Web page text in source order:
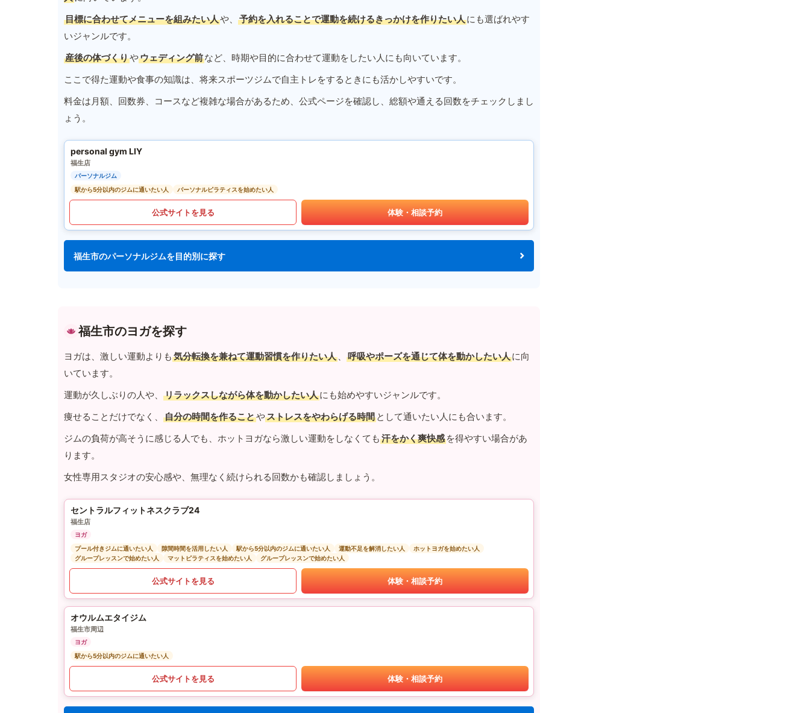
目標に合わせてメニューを組みたい人や、 予約を入れることで運動を続けるきっかけを作りたい人にも選ばれやす
いジャンルです。
産後の体づくりやウェディング前など、時期や目的に合わせて運動をしたい人にも向いています。
ここで得た運動や食事の知識は、将来スポーツジムで自主トレをするときにも活かしやすいです。
料金は月額、回数券、コースなど複雑な場合があるため、公式ページを確認し、総額や通える回数をチェックしまし
ょう。
personal gym LIY
福生店
パーソナルジム
駅から5分以内のジムに通いたい人
パーソナルピラティスを始めたい人
公式サイトを見る 体験・相談予約
福生市のパーソナルジムを目的別に探す
福生市のヨガを探す
ヨガは、激しい運動よりも 気分転換を兼ねて運動習慣を作りたい人 、 呼吸やポーズを通じて体を動かしたい人に向
いています。
運動が久しぶりの人や、
リラックスしながら体を動かしたい人にも始めやすいジャンルです。
痩せることだけでなく、
自分の時間を作ることやストレスをやわらげる時間 として通いたい人にも合います。
ジムの負荷が高そうに感じる人でも、ホットヨガなら激しい運動をしなくても 汗をかく爽快感 を得やすい場合があ
ります。
女性専用スタジオの安心感や、無理なく続けられる回数かも確認しましょう。
セントラルフィットネスクラブ24
福生店
ヨガ
プール付きジムに通いたい人
隙間時間を活用したい人 駅から5分以内のジムに通いたい人 運動不足を解消したい人
ホットヨガを始めたい人
グループレッスンで始めたい人
マットピラティスを始めたい人 グループレッスンで始めたい人
公式サイトを見る 体験・相談予約
オウルムエタイジム
福生市周辺
ヨガ
駅から5分以内のジムに通いたい人
公式サイトを見る 体験・相談予約